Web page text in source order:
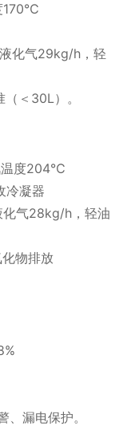
170℃
化气29kg/h，轻
＜30L）。
温度204℃
冷凝器
化气28kg/h，轻油
化物排放
、漏电保护。